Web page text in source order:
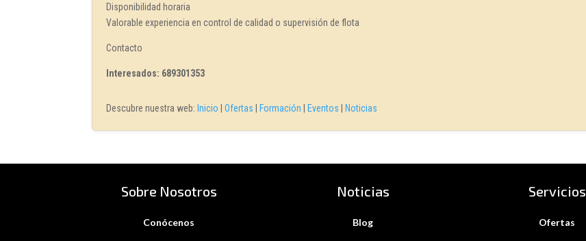
Disponibilidad horaria
Valorable experiencia en control de calidad o supervisión de flota
Contacto
Interesados: 689301353
Descubre nuestra web:Inicio |Ofertas |Formación |Eventos |Noticias
Sobre Nosotros
Conócenos
Noticias
Blog
Servicios
Ofertas